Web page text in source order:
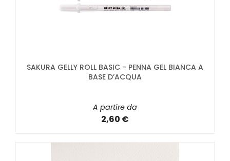
SAKURA GELLY ROLL BASIC - PENNA GEL BIANCA A
BASE D’ACQUA
A partire da
2,60 €